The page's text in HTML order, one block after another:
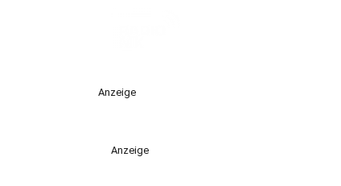
Anzeige
Anzeige